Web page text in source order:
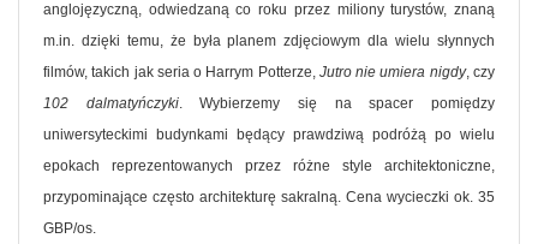
anglojęzyczną, odwiedzaną co roku przez miliony turystów, znaną
m.in. dzięki temu, że była planem zdjęciowym dla wielu słynnych
filmów, takich jak seria o Harrym Potterze, Jutro nie umiera nigdy, czy
102 dalmatyńczyki. Wybierzemy się na spacer pomiędzy
uniwersyteckimi budynkami będący prawdziwą podróżą po wielu
epokach reprezentowanych przez różne style architektoniczne,
przypominające często architekturę sakralną. Cena wycieczki ok. 35
GBP/os.